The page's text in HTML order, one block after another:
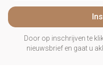
Door op inschrijven te
nieuwsbrief en gaat u